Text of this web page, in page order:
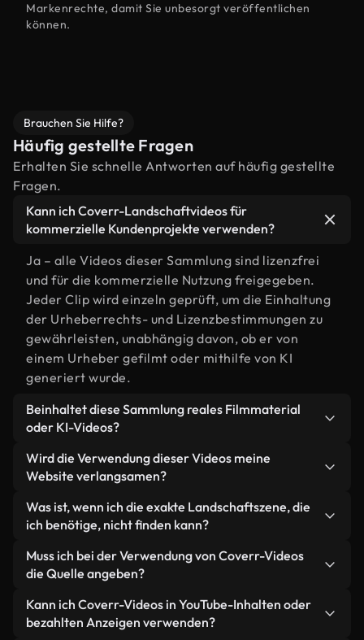
Markenrechte, damit Sie unbesorgt veröffentlichen
können.
Brauchen Sie Hilfe?
Häufig gestellte Fragen
Erhalten Sie schnelle Antworten auf häufig gestellte
Fragen.
Kann ich Coverr-Landschaftvideos für
kommerzielle Kundenprojekte verwenden?
Ja – alle Videos dieser Sammlung sind lizenzfrei
und für die kommerzielle Nutzung freigegeben.
Jeder Clip wird einzeln geprüft, um die Einhaltung
der Urheberrechts- und Lizenzbestimmungen zu
gewährleisten, unabhängig davon, ob er von
einem Urheber gefilmt oder mithilfe von KI
generiert wurde.
Beinhaltet diese Sammlung reales Filmmaterial
oder KI-Videos?
Beides. Es handelt sich um eine Hybridbibliothek
aus realen, von Menschen aufgenommenen
generierten Videos. Jedes Video ist eindeutig
beschriftet, sodass Sie immer wissen, was Sie
verwenden.
Wird die Verwendung dieser Videos meine
Website verlangsamen?
Nicht, wenn Sie unsere optimierten Versionen
wählen. Wir bieten schlanke, webfähige Formate,
wurden – so bleibt die Qualität hoch, während
gleichzeitig die Ladezeiten minimiert und
Kennzahlen wie LCP verbessert werden.
Was ist, wenn ich die exakte Landschaftszene, die
ich benötige, nicht finden kann?
Mit Coverr AI Studio erstellen Sie im
Handumdrehen ein solches Video. Beschreiben Sie
Sonnenuntergang" – und das Studio generiert
innerhalb von Sekunden ein individuelles Video für
Muss ich bei der Verwendung von Coverr-Videos
die Quelle angeben?
Eine Namensnennung ist nicht erforderlich. Alle
Videos in unserer Stockbibliothek sind lizenzfrei
Kann ich Coverr-Videos in YouTube-Inhalten oder
bezahlten Anzeigen verwenden?